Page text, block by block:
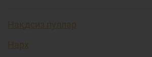
Нақдсиз пуллар
Нарх